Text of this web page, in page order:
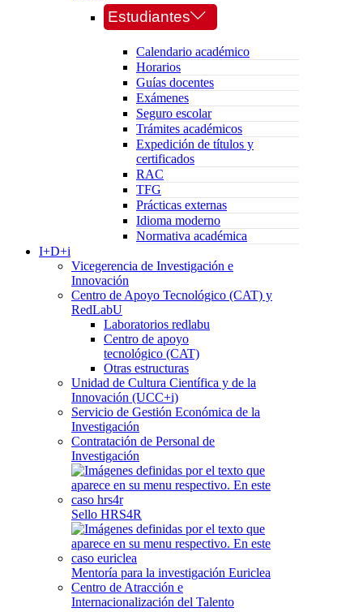
Estudiantes
Calendario académico
Horarios
Guías docentes
Exámenes
Seguro escolar
Trámites académicos
Expedición de títulos y
certificados
RAC
TFG
Prácticas externas
Idioma moderno
Normativa académica
I+D+i
Vicegerencia de Investigación e
Innovación
Centro de Apoyo Tecnológico (CAT) y
RedLabU
Laboratorios redlabu
Centro de apoyo
tecnológico (CAT)
Otras estructuras
Unidad de Cultura Científica y de la
Innovación (UCC+i)
Servicio de Gestión Económica de la
Investigación
Contratación de Personal de
Investigación
Sello HRS4R
Mentoría para la investigación Euriclea
Centro de Atracción e
Internacionalización del Talento